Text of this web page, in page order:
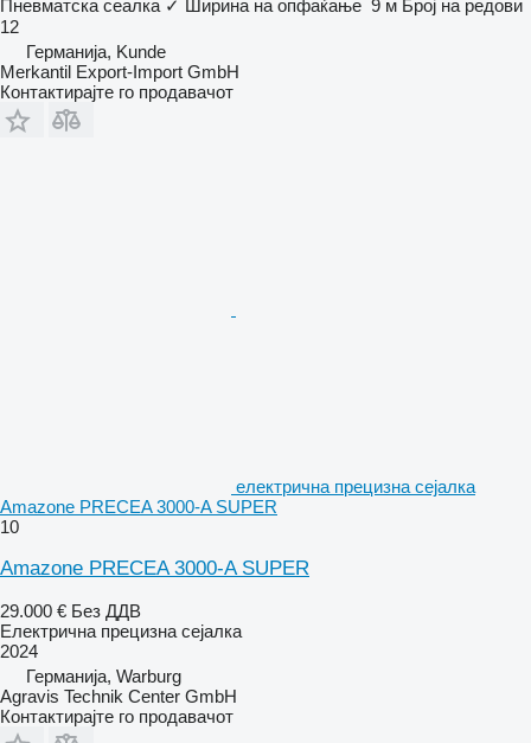
Пневматска сеалка ✓ Ширина на опфаќање 9 м Број на редови
12
Германија, Kunde
Merkantil Export-Import GmbH
Контактирајте го продавачот
електрична прецизна сејалка
Amazone PRECEA 3000-A SUPER
10
Amazone PRECEA 3000-A SUPER
29.000 € Без ДДВ
Електрична прецизна сејалка
2024
Германија, Warburg
Agravis Technik Center GmbH
Контактирајте го продавачот